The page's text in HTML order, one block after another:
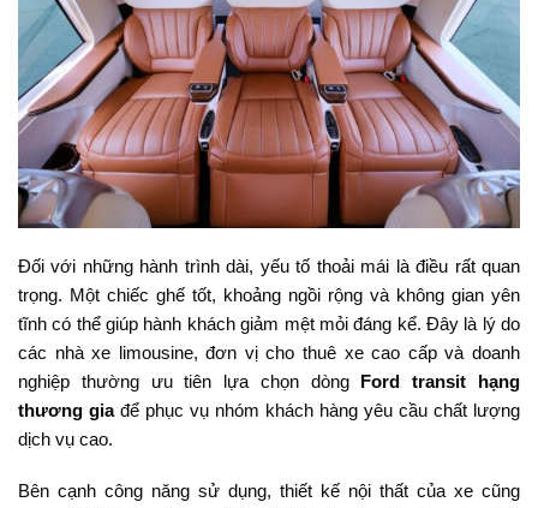
Đối với những hành trình dài, yếu tố thoải mái là điều rất quan
trọng. Một chiếc ghế tốt, khoảng ngồi rộng và không gian yên
tĩnh có thể giúp hành khách giảm mệt mỏi đáng kể. Đây là lý do
các nhà xe limousine, đơn vị cho thuê xe cao cấp và doanh
nghiệp thường ưu tiên lựa chọn dòng Ford transit hạng
thương giađể phục vụ nhóm khách hàng yêu cầu chất lượng
dịch vụ cao.
Bên cạnh công năng sử dụng, thiết kế nội thất của xe cũng